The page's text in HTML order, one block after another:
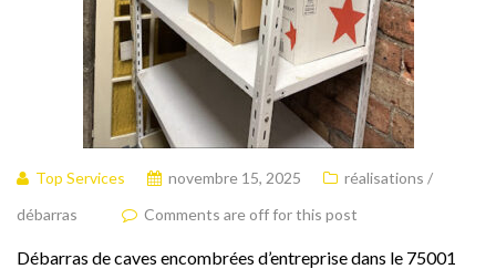
Top Services novembre 15, 2025
réalisations /
débarras
Comments are off for this post
Débarras de caves encombrées d’entreprise dans le 75001